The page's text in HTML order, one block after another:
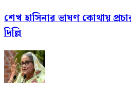
শেখ হাসিনার ভাষণ কোথায়
দিল্লি